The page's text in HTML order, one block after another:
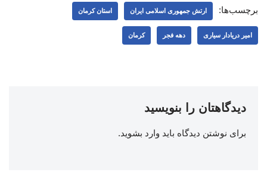
برچسب‌ها: ارتش جمهوری اسلامی ایران استان کرمان
امیر دریادار سیاری دهه فجر کرمان
دیدگاهتان را بنویسید
برای نوشتن دیدگاه باید وارد بشوید.